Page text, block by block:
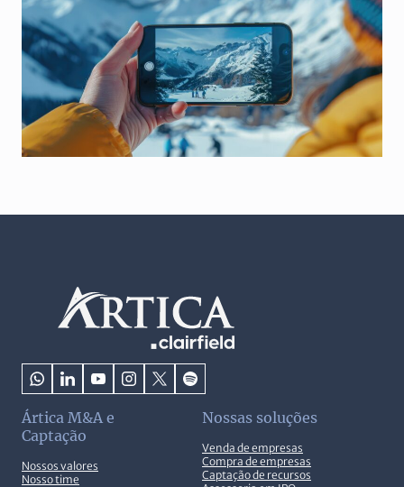
Ártica M&A e
Captação
Nossos valores
Nosso time
Nossas soluções
Venda de empresas
Compra de empresas
Captação de recursos